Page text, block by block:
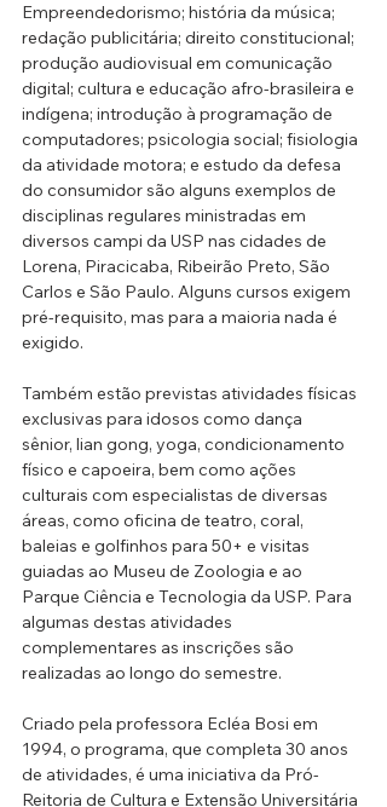
Empreendedorismo; história da música;
redação publicitária; direito constitucional;
produção audiovisual em comunicação
digital; cultura e educação afro-brasileira e
indígena; introdução à programação de
computadores; psicologia social; fisiologia
da atividade motora; e estudo da defesa
do consumidor são alguns exemplos de
disciplinas regulares ministradas em
diversos campi da USP nas cidades de
Lorena, Piracicaba, Ribeirão Preto, São
Carlos e São Paulo. Alguns cursos exigem
pré-requisito, mas para a maioria nada é
exigido.
Também estão previstas atividades físicas
exclusivas para idosos como dança
sênior, lian gong, yoga, condicionamento
físico e capoeira, bem como ações
culturais com especialistas de diversas
áreas, como oficina de teatro, coral,
baleias e golfinhos para 50+ e visitas
guiadas ao Museu de Zoologia e ao
Parque Ciência e Tecnologia da USP. Para
algumas destas atividades
complementares as inscrições são
realizadas ao longo do semestre.
Criado pela professora Ecléa Bosi em
1994, o programa, que completa 30 anos
de atividades, é uma iniciativa da Pró-
Reitoria de Cultura e Extensão Universitária